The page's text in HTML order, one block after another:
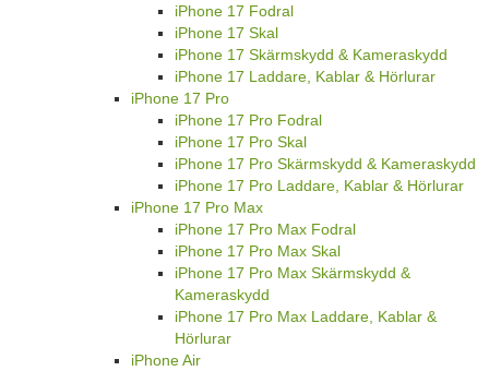
iPhone 17 Fodral
iPhone 17 Skal
iPhone 17 Skärmskydd & Kameraskydd
iPhone 17 Laddare, Kablar & Hörlurar
iPhone 17 Pro
iPhone 17 Pro Fodral
iPhone 17 Pro Skal
iPhone 17 Pro Skärmskydd & Kameraskydd
iPhone 17 Pro Laddare, Kablar & Hörlurar
iPhone 17 Pro Max
iPhone 17 Pro Max Fodral
iPhone 17 Pro Max Skal
iPhone 17 Pro Max Skärmskydd &
Kameraskydd
iPhone 17 Pro Max Laddare, Kablar &
Hörlurar
iPhone Air